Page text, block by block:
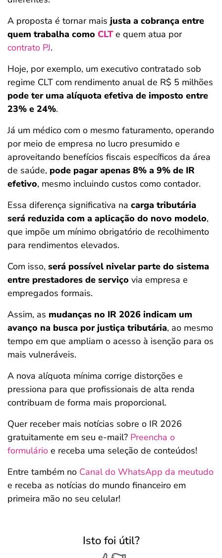
A proposta é tornar mais justa a cobrança entre
quem trabalha como CLTe quem atua por
contrato PJ.
Hoje, por exemplo, um executivo contratado sob
regime CLT com rendimento anual de R$ 5 milhões
pode ter uma alíquota efetiva de imposto entre
23% e 24%.
Já um médico com o mesmo faturamento, operando
por meio de empresa no lucro presumido e
aproveitando benefícios fiscais específicos da área
de saúde, pode pagar apenas 8% a 9% de IR
efetivo, mesmo incluindo custos como contador.
Essa diferença significativa na carga tributária
será reduzida com a aplicação do novo modelo,
que impõe um mínimo obrigatório de recolhimento
para rendimentos elevados.
Com isso, será possível nivelar parte do sistema
entre prestadores de serviço via empresa e
empregados formais.
Assim, as mudanças no IR 2026 indicam um
avanço na busca por justiça tributária, ao mesmo
tempo em que ampliam o acesso à isenção para os
mais vulneráveis.
A nova alíquota mínima corrige distorções e
pressiona para que profissionais de alta renda
contribuam de forma mais proporcional.
Quer receber mais notícias sobre o IR 2026
gratuitamente em seu e-mail? Preencha o
formulário e receba uma seleção de conteúdos!
Entre também no Canal do WhatsApp da meutudo
e receba as notícias do mundo financeiro em
primeira mão no seu celular!
Isto foi útil?